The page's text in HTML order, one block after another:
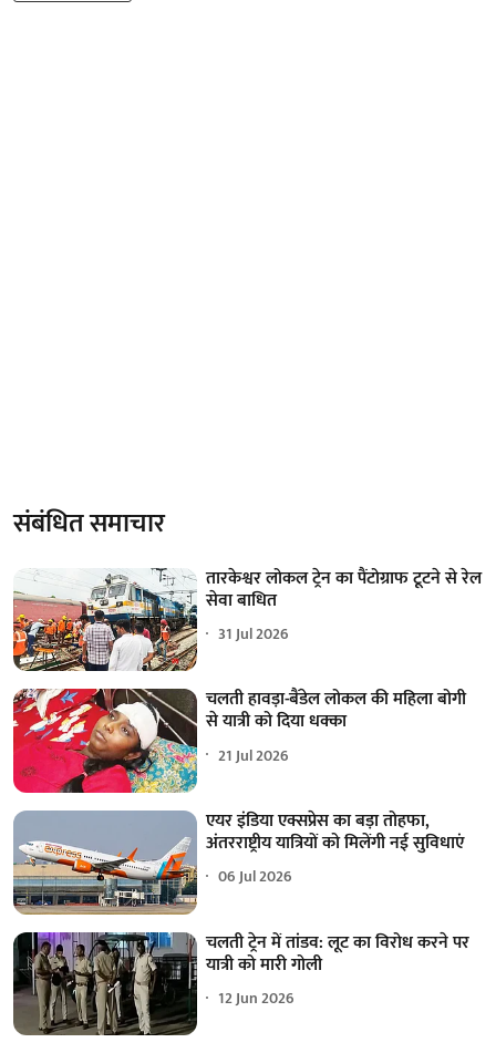
संबंधित समाचार
तारकेश्वर लोकल ट्रेन का पैंटोग्राफ टूटने से रेल
सेवा बाधित
31 Jul 2026
चलती हावड़ा-बैंडेल लोकल की महिला बोगी
से यात्री को दिया धक्का
21 Jul 2026
एयर इंडिया एक्सप्रेस का बड़ा तोहफा,
अंतरराष्ट्रीय यात्रियों को मिलेंगी नई सुविधाएं
06 Jul 2026
चलती ट्रेन में तांडव: लूट का विरोध करने पर
यात्री को मारी गोली
12 Jun 2026